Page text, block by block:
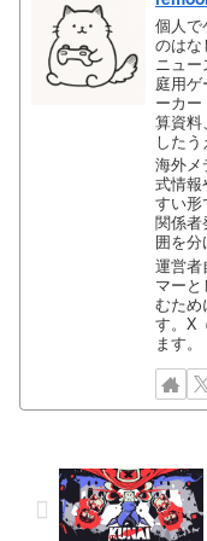
個人で
のはな
ニュ
庭用
ーカ
算資料
したう
海外メ
式情報
すい形
関係者
囲を分
運営者
マー
むため
す。X
ます。